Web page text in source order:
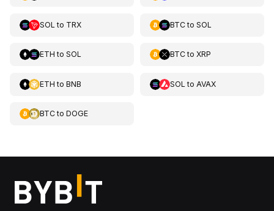
SOL to TRX BTCto SOL
ETH to SOL BTCto XRP
ETH to BNB SOL to AVAX
BTCto DOGE